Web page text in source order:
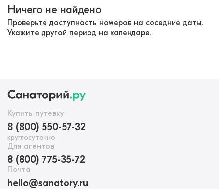
Ничего не найдено
Проверьте доступность номеров на соседние даты.
Укажите другой период на календаре.
Купить путевку
8 (800) 550-57-32
круглосуточно
Для агентов
8 (800) 775-35-72
Почта
hello@sanatory.ru